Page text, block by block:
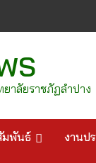
าลัยราชภัฏลำปาง
มพันธ์ งานป